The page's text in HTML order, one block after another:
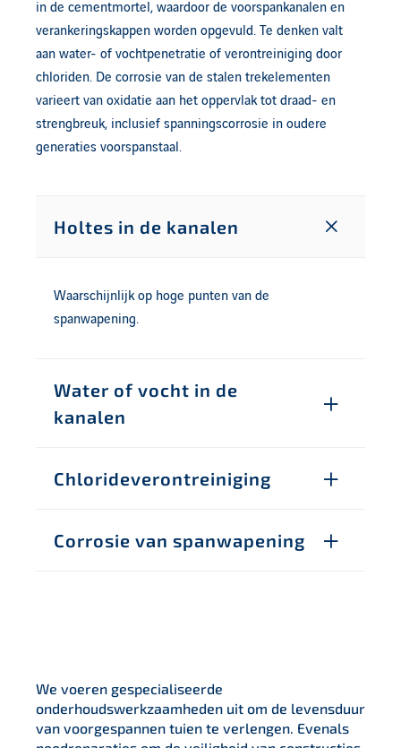
in de cementmortel, waardoor de voorspankanalen en
verankeringskappen worden opgevuld. Te denken valt
aan water- of vochtpenetratie of verontreiniging door
chloriden. De corrosie van de stalen trekelementen
varieert van oxidatie aan het oppervlak tot draad- en
strengbreuk, inclusief spanningscorrosie in oudere
generaties voorspanstaal.
Holtes in de kanalen
Waarschijnlijk op hoge punten van de
spanwapening.
Water of vocht in de
kanalen
Chlorideverontreiniging
Corrosie van spanwapening
We voeren gespecialiseerde
onderhoudswerkzaamheden uit om de levensduur
van voorgespannen tuien te verlengen. Evenals